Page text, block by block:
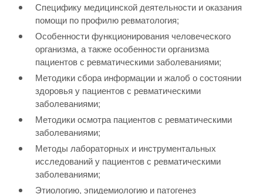
Специфику медицинской деятельности и оказания
помощи по профилю ревматология;
Особенности функционирования человеческого
организма, а также особенности организма
пациентов с ревматическими заболеваниями;
Методики сбора информации и жалоб о состоянии
здоровья у пациентов с ревматическими
заболеваниями;
Методики осмотра пациентов с ревматическими
заболеваниями;
Методы лабораторных и инструментальных
исследований у пациентов с ревматическими
заболеваниями;
Этиологию, эпидемиологию и патогенез